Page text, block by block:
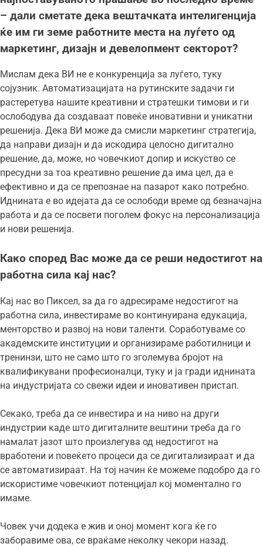
– дали сметате дека вештачката интелигенција
ќе им ги земе работните места на луѓето од
маркетинг, дизајн и девелопмент секторот?
Мислам дека ВИ не е конкуренција за луѓето, туку
сојузник. Автоматизацијата на рутинските задачи ги
растеретува нашите креативни и стратешки тимови и ги
ослободува да создаваат повеќе иновативни и уникатни
решенија. Дека ВИ може да смисли маркетинг стратегија,
да направи дизајн и да искодира целосно дигитално
решение, да, може, но човечкиот допир и искуство се
пресудни за тоа креативно решение да има цел, да е
ефективно и да се препознае на пазарот како потребно.
Иднината е во идејата да се ослободи време од безначајна
работа и да се посвети поголем фокус на персонализација
и нови решенија.
Како според Вас може да се реши недостигот на
работна сила кај нас?
Кај нас во Пиксел, за да го адресираме недостигот на
работна сила, инвестираме во континуирана едукација,
менторство и развој на нови таленти. Соработуваме со
академските институции и организираме работилници и
тренинзи, што не само што го зголемува бројот на
квалификувани професионалци, туку и ја гради иднината
на индустријата со свежи идеи и иновативен пристап.
Секако, треба да се инвестира и на ниво на други
индустрии каде што дигиталните вештини треба да го
намалат јазот што произлегува од недостигот на
вработени и повеќето процеси да се дигитализираат и да
се автоматизираат. На тој начин ќе можеме подобро да го
искористиме човечкиот потенцијал кој моментално го
имаме.
Човек учи додека е жив и оној момент кога ќе го
заборавиме ова, се враќаме неколку чекори назад.